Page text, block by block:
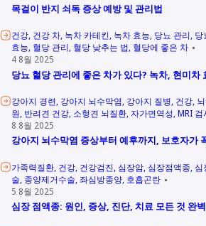
목걸이 반지 쇠독 증상 예방 및 관리법
건강 건강 차 녹차 카테킨 녹차 효능 당뇨 관리 당
효능 혈당 관리 혈당 낮추는 법 혈당에 좋은 차
4 8월 2025
당뇨 혈당 관리에 좋은 차가 있다? 녹차, 현미차
강아지 경련 강아지 뇌수막염 강아지 질병 건강
원 반려견 건강 소형견 뇌질환 자가면역성 MRI 검
8 8월 2025
강아지 뇌수막염 증상부터 예후까지, 보호자가
가족력질환 건강 건강검진 심장암 심장점액종 심
술 종양제거수술 좌심방종양 호흡곤란
5 8월 2025
심장 점액종: 원인, 증상, 진단, 치료 모든 것 완